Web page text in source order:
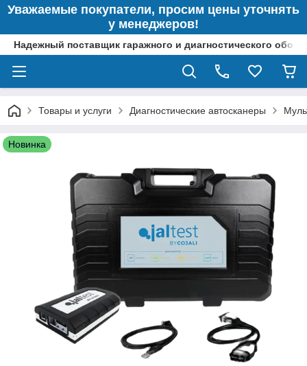
Уважаемые покупатели, просим цены уточнять
у менеджеров!
Надежный поставщик гаражного и диагностического
Товары и услуги Диагностические автосканеры
Новинка